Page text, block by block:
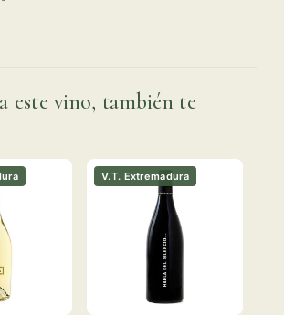
este vino, también te
V.T. Extremadura